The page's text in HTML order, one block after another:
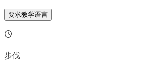
要求教学语言
步伐